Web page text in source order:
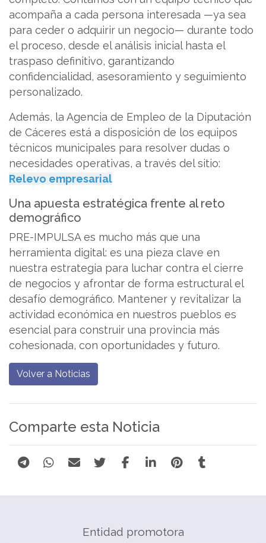
acompaña a cada persona interesada —ya sea
para ceder o adquirir un negocio— durante todo
el proceso, desde el análisis inicial hasta el
traspaso definitivo, garantizando
confidencialidad, asesoramiento y seguimiento
personalizado.
Además, la Agencia de Empleo de la Diputación
de Cáceres está a disposición de los equipos
técnicos municipales para resolver dudas o
necesidades operativas, a través del sitio:
Relevo empresarial
Una apuesta estratégica frente al reto
demográfico
PRE-IMPULSA es mucho más que una
herramienta digital: es una pieza clave en
nuestra estrategia para luchar contra el cierre
de negocios y afrontar de forma estructural el
desafío demográfico. Mantener y revitalizar la
actividad económica en nuestros pueblos es
esencial para construir una provincia más
cohesionada, con oportunidades y futuro.
Volver a Noticias
Comparte esta Noticia
Entidad promotora